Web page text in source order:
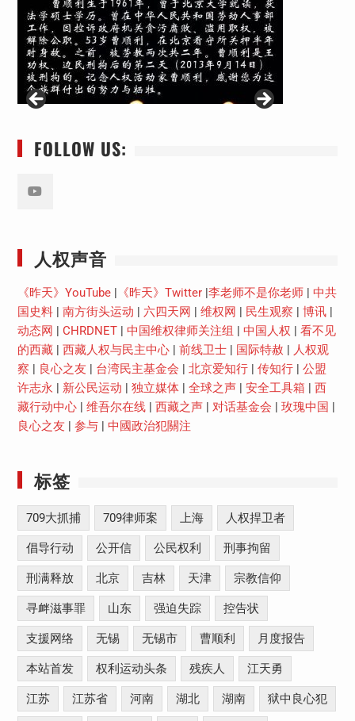
FOLLOW US:
人权声音
《昨天》YouTube| 《昨天》Twitter| 李老师不是你老师| 中共
国史料| 南方街头运动 六四天网 维权网 民生观察 博讯|
动态网
CHRDNET| 中国维权律师关注组 中国人权
看不见
的西藏| 西藏人权与民主中心| 前线卫士| 国际特赦
人权观
察
良心之友 台湾民主基金会 北京爱知行| 传知行| 公盟
许志永
新公民运动 独立媒体| 全球之声| 安全工具箱
西
藏行动中心| 维吾尔在线| 西藏之声| 对话基金会 玫瑰中国
良心之友
参与| 中國政治犯關注
标签
709大抓捕 709律师案 上海 人权捍卫者
倡导行动 公开信 公民权利 刑事拘留
刑满释放 北京 吉林 天津 宗教信仰
寻衅滋事罪 山东 强迫失踪 控告状
支援网络 无锡 无锡市 曹顺利 月度报告
本站首发 权利运动头条 残疾人 江天勇
江苏 江苏省 河南 湖北 湖南 狱中良心犯